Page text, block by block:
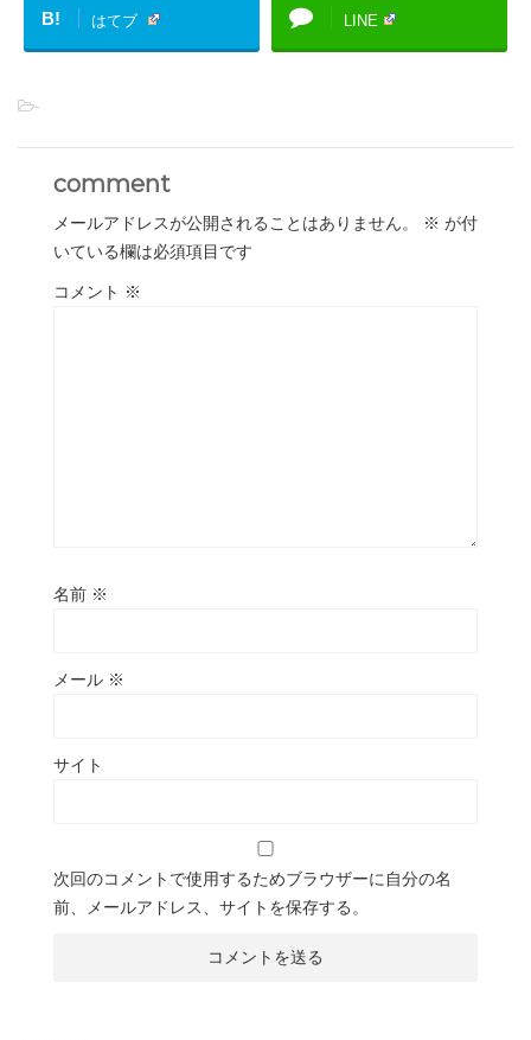
B! はてブ LINE
-
comment
メールアドレスが公開されることはありません。 ※ が付
いている欄は必須項目です
コメント ※
名前 ※
メール ※
サイト
次回のコメントで使用するためブラウザーに自分の名
前、メールアドレス、サイトを保存する。